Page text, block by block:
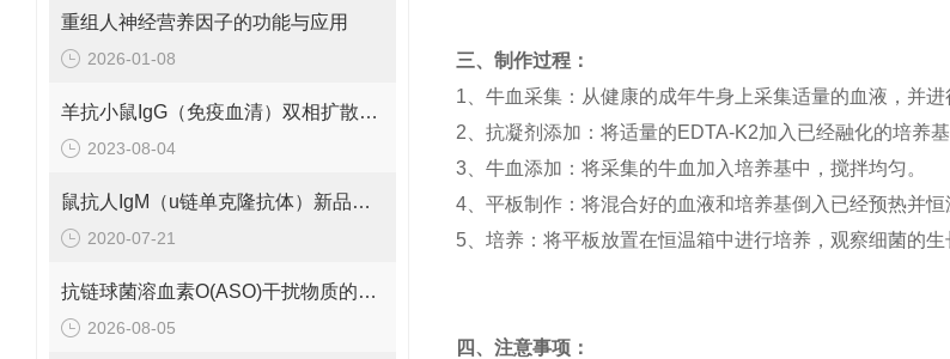
重组人神经营养因子的功能与应用
2026-01-08
羊抗小鼠IgG（免疫血清）双相扩散1：8～32
2023-08-04
鼠抗人IgM（u链单克隆抗体）新品热销
2020-07-21
抗链球菌溶血素O(ASO)干扰物质的有效期是多久呢？
2026-08-05
三、制作过程：
1、牛血采集：从健康的成年牛身上采集适量的血液，并进
2、抗凝剂添加：将适量的EDTA-K2加入已经融化的培养基
3、牛血添加：将采集的牛血加入培养基中，搅拌均匀。
4、平板制作：将混合好的血液和培养基倒入已经预热并
5、培养：将平板放置在恒温箱中进行培养，观察细菌的生
四、注意事项：